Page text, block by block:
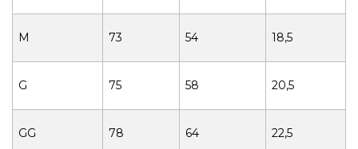
M 73 54 18,5
G 75 58 20,5
GG 78 64 22,5